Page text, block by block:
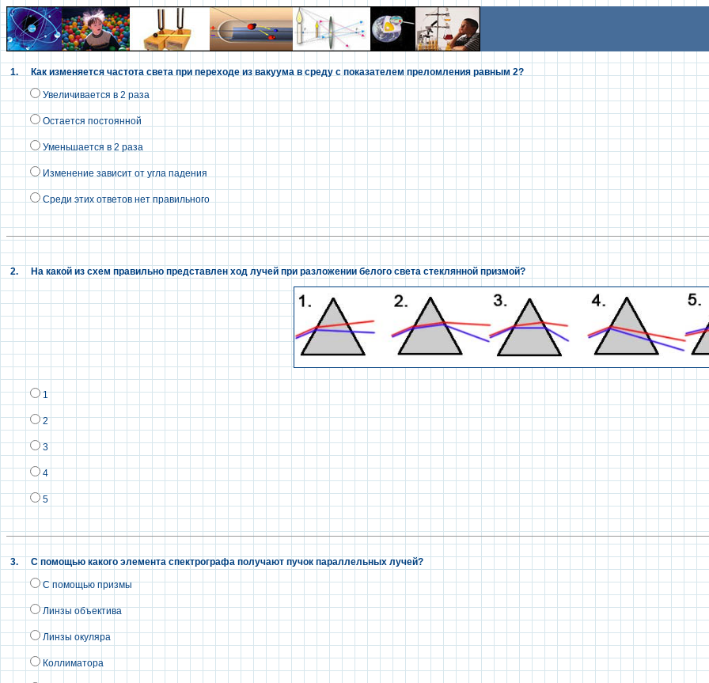
1. Как изменяется частота света при переходе из вакуума в среду с показателем преломления равным 2?
Увеличивается в 2 раза
Остается постоянной
Уменьшается в 2 раза
Изменение зависит от угла падения
Среди этих ответов нет правильного
2. На какой из схем правильно представлен ход лучей при разложении белого света стеклянной призмой?
1
2
3
4
5
3. С помощью какого элемента спектрографа получают пучок параллельных лучей?
С помощью призмы
Линзы объектива
Линзы окуляра
Коллиматора